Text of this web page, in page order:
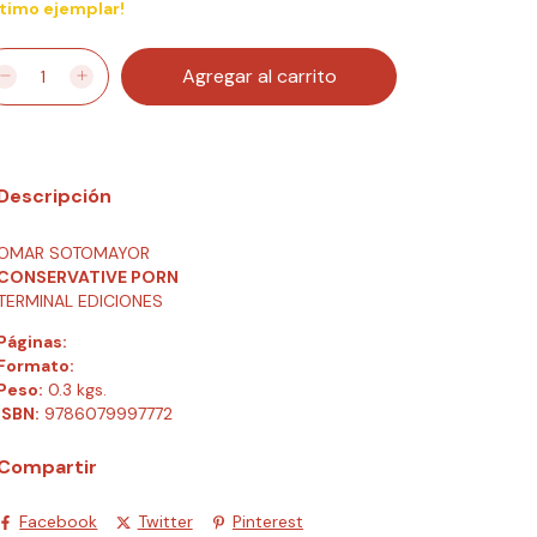
ejemplar!
SOTOMAYOR
PORN
EDICIONES
0.3 kgs.
9786079997772
Facebook Twitter Pinterest